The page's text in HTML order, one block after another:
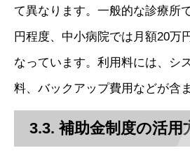
て異なります。一般的な診療所
円程度、中小病院では月額20万
なっています。利用料には、シ
料、バックアップ費用などが含
3.3. 補助金制度の活用